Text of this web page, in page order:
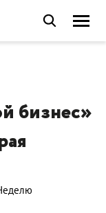
бизнес»